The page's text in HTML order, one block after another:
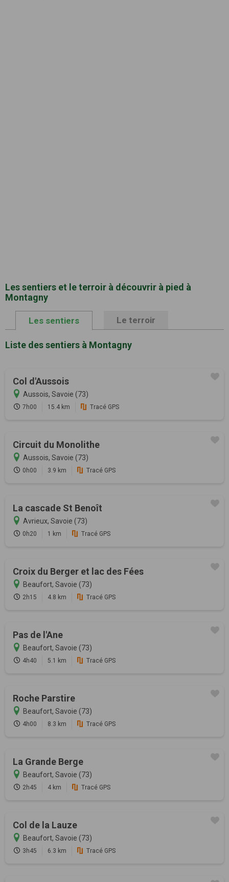
Les sentiers et le terroir à découvrir à pied à
Montagny
Les sentiers Le terroir
Liste des sentiers à Montagny
Col d'Aussois
Aussois, Savoie (73)
7h00 15.4 km Tracé GPS
Circuit du Monolithe
Aussois, Savoie (73)
0h00 3.9 km Tracé GPS
La cascade St Benoît
Avrieux, Savoie (73)
0h20 1 km Tracé GPS
Croix du Berger et lac des Fées
Beaufort, Savoie (73)
2h15 4.8 km Tracé GPS
Pas de l'Ane
Beaufort, Savoie (73)
4h40 5.1 km Tracé GPS
Roche Parstire
Beaufort, Savoie (73)
4h00 8.3 km Tracé GPS
La Grande Berge
Beaufort, Savoie (73)
2h45 4 km Tracé GPS
Col de la Lauze
Beaufort, Savoie (73)
3h45 6.3 km Tracé GPS